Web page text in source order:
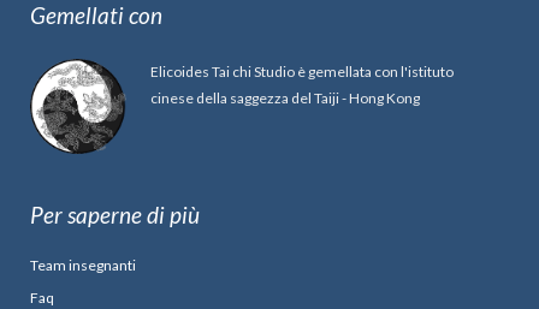
Gemellati con
Elicoides Tai chi Studio è gemellata con l'istituto
cinese della saggezza del Taiji - Hong Kong
Per saperne di più
Team insegnanti
Faq